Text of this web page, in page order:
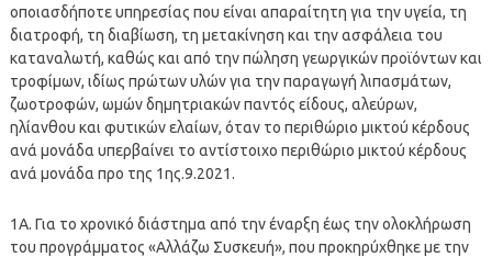
οποιασδήποτε υπηρεσίας που είναι απαραίτητη για την υγεία, τη
διατροφή, τη διαβίωση, τη μετακίνηση και την ασφάλεια του
καταναλωτή, καθώς και από την πώληση γεωργικών προϊόντων και
τροφίμων, ιδίως πρώτων υλών για την παραγωγή λιπασμάτων,
ζωοτροφών, ωμών δημητριακών παντός είδους, αλεύρων,
ηλίανθου και φυτικών ελαίων, όταν το περιθώριο μικτού κέρδους
ανά μονάδα υπερβαίνει το αντίστοιχο περιθώριο μικτού κέρδους
ανά μονάδα προ της 1ης.9.2021.
1Α. Για το χρονικό διάστημα από την έναρξη έως την ολοκλήρωση
του προγράμματος «Αλλάζω Συσκευή», που προκηρύχθηκε με την